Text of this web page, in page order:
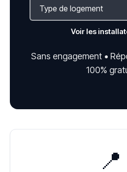
Voir les
Sans engagement •
100%
📍